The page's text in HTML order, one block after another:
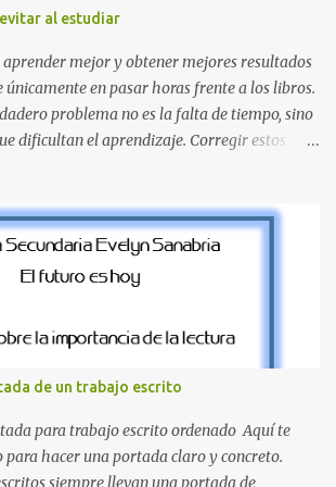
de los juegos. Formas icónicas : No te
con ese estilo geométrico tan carac...
al estudiar
mejor y obtener mejores resultados
únicamente en pasar horas frente a los libros.
problema no es la falta de tiempo, sino
dificultan el aprendizaje. Corregir estos
escolares. En esta guía descubrirás
más comunes al estudiar, por qué afectan tu
hacer para evitarlos. Si eres estudiante
identificar los errores al estudiar? Muchas
estudiar durante varias horas garantiza
embargo, la calidad del estudio es mucho
la cantidad de tiempo invertido. Cuando
de un trabajo escrito
para trabajo escrito ordenado Aquí te
para hacer una portada claro y concreto.
siempre llevan una portada de